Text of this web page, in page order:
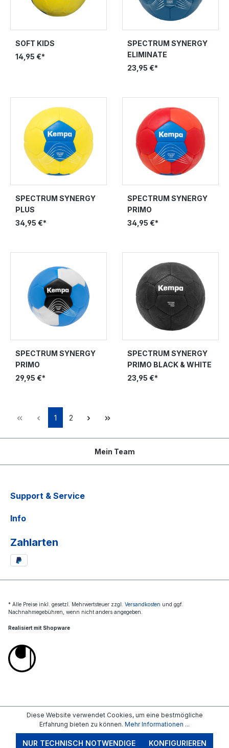
SOFT KIDS
14,95 €*
SPECTRUM SYNERGY
ELIMINATE
23,95 €*
SPECTRUM SYNERGY
PLUS
34,95 €*
SPECTRUM SYNERGY
PRIMO
34,95 €*
SPECTRUM SYNERGY
PRIMO
29,95 €*
SPECTRUM SYNERGY
PRIMO BLACK & WHITE
23,95 €*
1 2
Mein Team
Support & Service
Info
Zahlarten
* Alle Preise inkl. gesetzl. Mehrwertsteuer zzgl. Versandkosten und ggf.
Nachnahmegebühren, wenn nicht anders angegeben.
Realisiert mit Shopware
Diese Website verwendet Cookies, um eine bestmögliche
Erfahrung bieten zu können. Mehr Informationen ...
NUR TECHNISCH NOTWENDIGE KONFIGURIEREN